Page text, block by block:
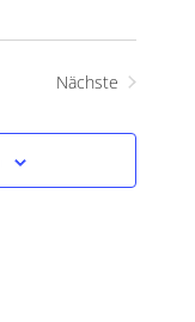
Nächste